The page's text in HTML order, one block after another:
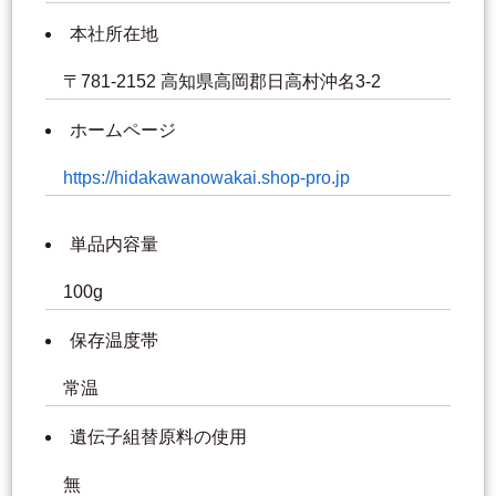
本社所在地
〒781-2152 高知県高岡郡日高村沖名3-2
ホームページ
https://hidakawanowakai.shop-pro.jp
単品内容量
100g
保存温度帯
常温
遺伝子組替原料の使用
無